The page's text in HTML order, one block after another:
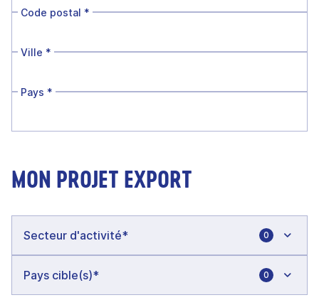
Code postal *
Ville *
Pays *
MON PROJET EXPORT
0
0